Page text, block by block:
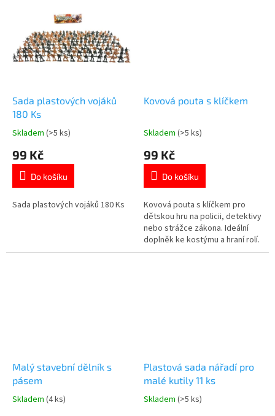
Sada plastových vojáků
180 Ks
Průměrné
produktu
5,0
5
Skladem (>5 ks)
99 Kč
Do košíku
Sada plastových vojáků 180 Ks
Kovová pouta s klíčkem
Průměrné
produktu
5,0
5
hvězdiček.
Skladem (>5 ks)
99 Kč
Do košíku
Kovová pouta s klíčkem pro
dětskou hru na policii, detektivy
nebo strážce zákona. Ideální
doplněk ke kostýmu a hraní rolí.
Více produktů👉 PRO KLUKY
Malý stavební dělník s
pásem
Průměrné
Skladem (4 ks)
Plastová sada nářadí pro
malé kutily 11 ks
Průměrné
Skladem (>5 ks)